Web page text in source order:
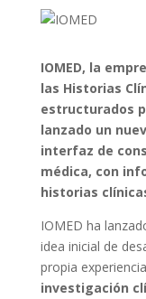
IOMED, la
las Historias
estructurados
lanzado un
interfaz de
médica, con
historias
IOMED ha
idea inicial de
propia experiencia
investigación